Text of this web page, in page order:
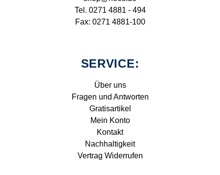
Tel. 0271 4881 - 494
Fax: 0271 4881-100
SERVICE:
Über uns
Fragen und Antworten
Gratisartikel
Mein Konto
Kontakt
Nachhaltigkeit
Vertrag Widerrufen